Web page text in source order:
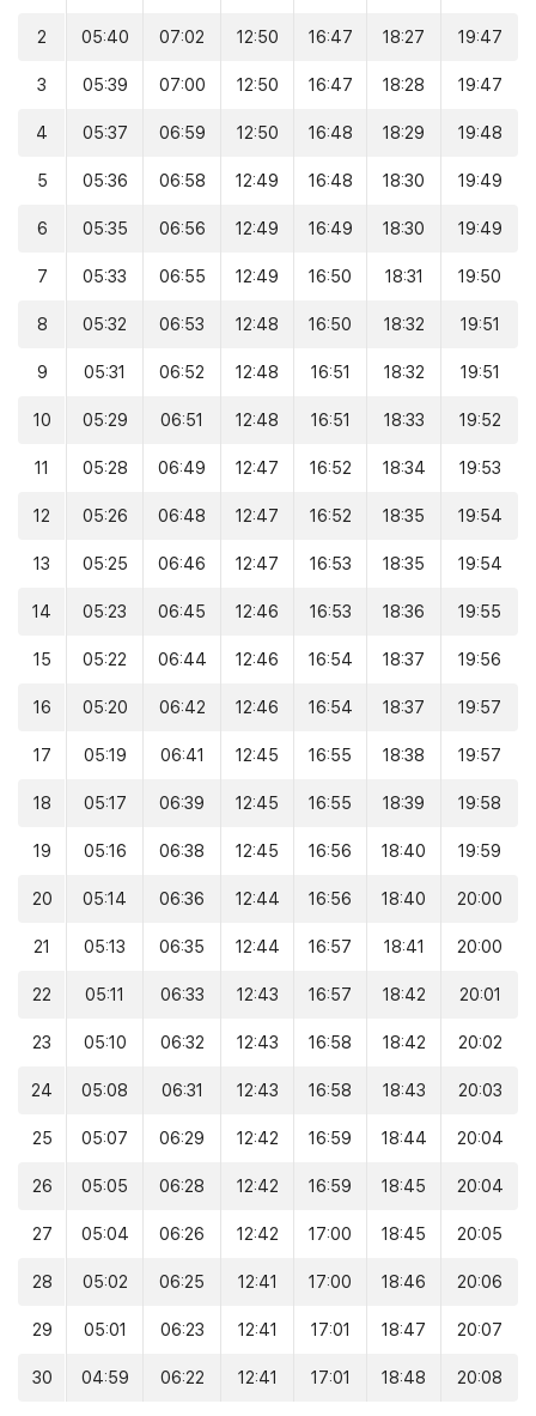
2 05:40 07:02 12:50 16:47 18:27 19:47
3 05:39 07:00 12:50 16:47 18:28 19:47
4 05:37 06:59 12:50 16:48 18:29 19:48
5 05:36 06:58 12:49 16:48 18:30 19:49
6 05:35 06:56 12:49 16:49 18:30 19:49
7 05:33 06:55 12:49 16:50 18:31 19:50
8 05:32 06:53 12:48 16:50 18:32 19:51
9 05:31 06:52 12:48 16:51 18:32 19:51
10 05:29 06:51 12:48 16:51 18:33 19:52
11 05:28 06:49 12:47 16:52 18:34 19:53
12 05:26 06:48 12:47 16:52 18:35 19:54
13 05:25 06:46 12:47 16:53 18:35 19:54
14 05:23 06:45 12:46 16:53 18:36 19:55
15 05:22 06:44 12:46 16:54 18:37 19:56
16 05:20 06:42 12:46 16:54 18:37 19:57
17 05:19 06:41 12:45 16:55 18:38 19:57
18 05:17 06:39 12:45 16:55 18:39 19:58
19 05:16 06:38 12:45 16:56 18:40 19:59
20 05:14 06:36 12:44 16:56 18:40 20:00
21 05:13 06:35 12:44 16:57 18:41 20:00
22 05:11 06:33 12:43 16:57 18:42 20:01
23 05:10 06:32 12:43 16:58 18:42 20:02
24 05:08 06:31 12:43 16:58 18:43 20:03
25 05:07 06:29 12:42 16:59 18:44 20:04
26 05:05 06:28 12:42 16:59 18:45 20:04
27 05:04 06:26 12:42 17:00 18:45 20:05
28 05:02 06:25 12:41 17:00 18:46 20:06
29 05:01 06:23 12:41 17:01 18:47 20:07
30 04:59 06:22 12:41 17:01 18:48 20:08